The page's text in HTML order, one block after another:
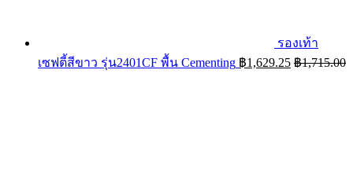
รองเท้า
เซฟตี้สีขาว รุ่น2401CF พื้น Cementing ฿1,629.25 ฿1,715.00